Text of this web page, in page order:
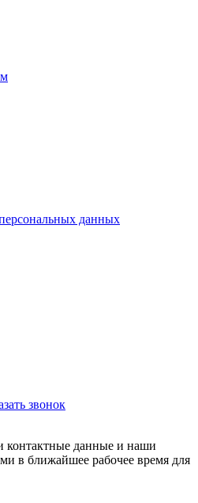
данных
звонок
контактные данные и наши
в ближайшее рабочее время для